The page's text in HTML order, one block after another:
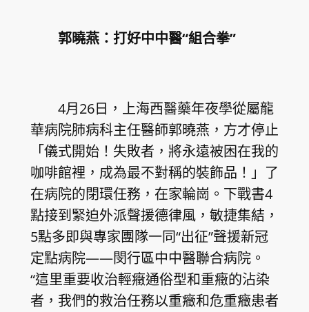
郭曉燕：打好中中醫“組合拳”
4月26日，上海西醫藥年夜學從屬龍
華病院肺病科主任醫師郭曉燕，方才停止
「儀式開始！失敗者，將永遠被困在我的
咖啡館裡，成為最不對稱的裝飾品！」了
在病院的閉環任務，在家輪崗。下戰書4
點接到緊迫外派聲援德律風，敏捷集結，
5點多即與專家團隊一同“出征”聲援新冠
定點病院——閔行區中中醫聯合病院。
“這里重要收治輕癥通俗型和重癥的沾染
者，我們的救治任務以重癥和危重癥患者